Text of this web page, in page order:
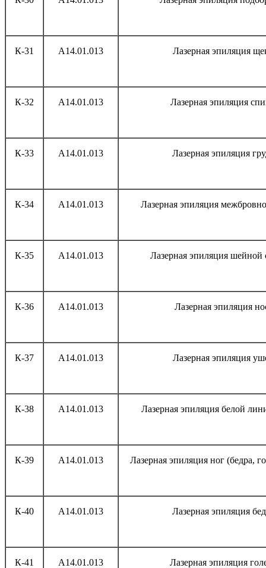
К-31 А14.01.013 Лазерная эпиляция
К-32 А14.01.013 Лазерная эпиляция
К-33 А14.01.013 Лазерная эпиляция
К-34 А14.01.013 Лазерная эпиляция
К-35 А14.01.013 Лазерная эпиляция шейной
К-36 А14.01.013 Лазерная эпиляция
К-37 А14.01.013 Лазерная эпиляция
К-38 А14.01.013 Лазерная эпиляция белой
К-39 А14.01.013 Лазерная эпиляция ног (бедра,
К-40 А14.01.013 Лазерная эпиляция
К-41 А14.01.013 Лазерная эпиляция